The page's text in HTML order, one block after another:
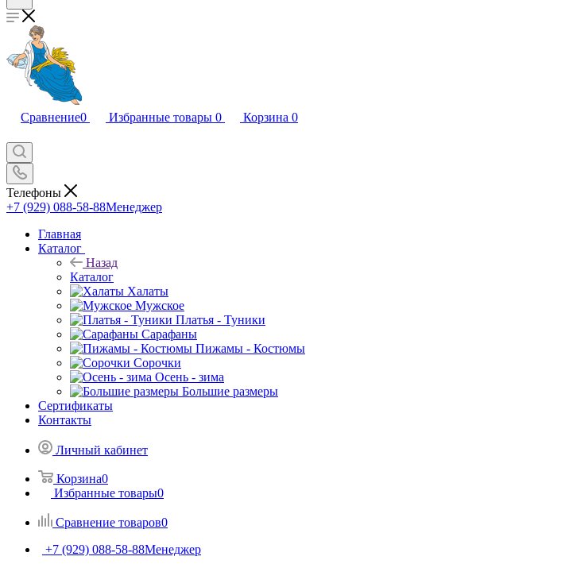
Сравнение0 Избранные товары 0 Корзина 0
Телефоны
+7 (929) 088-58-88Менеджер
Главная
Каталог
Назад
Каталог
Халаты
Мужское
Платья - Туники
Сарафаны
Пижамы - Костюмы
Сорочки
Oсень - зима
Большие размеры
Сертификаты
Контакты
Личный кабинет
Корзина0
Избранные товары0
Сравнение товаров0
+7 (929) 088-58-88Менеджер